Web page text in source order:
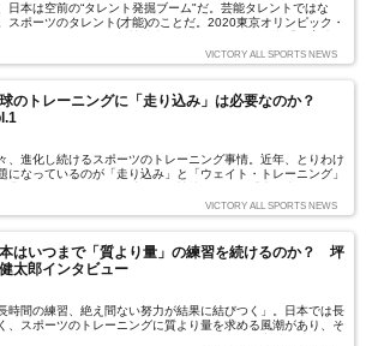
日本は空前の“タレント発掘ブーム"だ。芸能タレントではな
スポーツのタレント(才能)のことだ。2020東京オリンピック・
指し、才能ある成長期の選手を発掘・育成する事業が、国家予算
われている。タレント発掘が活発になるほど、日本のスポーツ
ム研究家の小俣よしのぶ氏だ。その根拠を語ってもらった。
材・文：出川啓太）
VICTORY ALL SPORTS NEWS
のトレーニングに「走り込み」は必要なのか？
、進化し続けるスポーツのトレーニング事情。近年、とりわけ
になっているのが「走り込み」と「ウェイト・トレーニング」
ほど効果がなく、「ウェイト・トレーニング」にもっとしっかり
組むべき、という考え方が広まってきている。
VICTORY ALL SPORTS NEWS
はいつまで「質より量」の練習を続けるのか？ 坪
太郎インタビュー
長時間の練習、絶え間ない努力が結果に結びつく」。日本では長
、スポーツのトレーニングに質より量を求める風潮があり、そ